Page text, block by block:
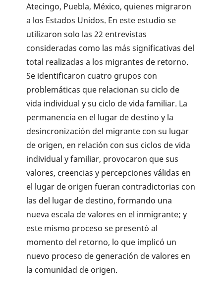
Atecingo, Puebla, México, quienes migraron
a los Estados Unidos. En este estudio se
utilizaron solo las 22 entrevistas
consideradas como las más significativas del
total realizadas a los migrantes de retorno.
Se identificaron cuatro grupos con
problemáticas que relacionan su ciclo de
vida individual y su ciclo de vida familiar. La
permanencia en el lugar de destino y la
desincronización del migrante con su lugar
de origen, en relación con sus ciclos de vida
individual y familiar, provocaron que sus
valores, creencias y percepciones válidas en
el lugar de origen fueran contradictorias con
las del lugar de destino, formando una
nueva escala de valores en el inmigrante; y
este mismo proceso se presentó al
momento del retorno, lo que implicó un
nuevo proceso de generación de valores en
la comunidad de origen.